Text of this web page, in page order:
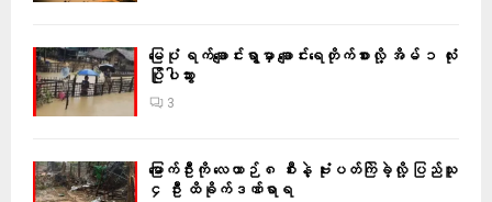
မြေပုံ ရက်ချောင်းရွာမှာ ချောင်းရေတိုက်စားလို့ အိမ် ၁ လုံး
ပြိုပါသွား
3
မြောက်ဦးကို လေယာဉ် ၈ စီးနဲ့ ဗုံးပတ်ကြဲခဲ့လို့ ပြည်သူ
၄ ဦး ထိခိုက်ဒဏ်ရာရ